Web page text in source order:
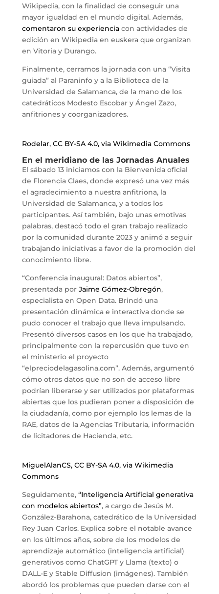
Wikipedia, con la finalidad de conseguir una
mayor igualdad en el mundo digital. Además,
comentaron su experienciacon actividades de
edición en Wikipedia en euskera que organizan
en Vitoria y Durango.
Finalmente, cerramos la jornada con una “Visita
guiada” al Paraninfo y a la Biblioteca de la
Universidad de Salamanca, de la mano de los
catedráticos Modesto Escobar y Ángel Zazo,
anfitriones y coorganizadores.
Rodelar, CC BY-SA 4.0, via Wikimedia Commons
En el meridiano de las Jornadas Anuales
El sábado 13 iniciamos con la Bienvenida oficial
de Florencia Claes, donde expresó una vez más
el agradecimiento a nuestra anfitriona, la
Universidad de Salamanca, y a todos los
participantes. Así también, bajo unas emotivas
palabras, destacó todo el gran trabajo realizado
por la comunidad durante 2023 y animó a seguir
trabajando iniciativas a favor de la promoción del
conocimiento libre.
“Conferencia inaugural: Datos abiertos”,
presentada por Jaime Gómez-Obregón,
especialista en Open Data. Brindó una
presentación dinámica e interactiva donde se
pudo conocer el trabajo que lleva impulsando.
Presentó diversos casos en los que ha trabajado,
principalmente con la repercusión que tuvo en
el ministerio el proyecto
“elpreciodelagasolina.com”. Además, argumentó
cómo otros datos que no son de acceso libre
podrían liberarse y ser utilizados por plataformas
abiertas que los pudieran poner a disposición de
la ciudadanía, como por ejemplo los lemas de la
RAE, datos de la Agencias Tributaria, información
de licitadores de Hacienda, etc.
MiguelAlanCS, CC BY-SA 4.0, via Wikimedia
Commons
Seguidamente, “Inteligencia Artificial generativa
con modelos abiertos”, a cargo de Jesús M.
González-Barahona, catedrático de la Universidad
Rey Juan Carlos. Explica sobre el notable avance
en los últimos años, sobre de los modelos de
aprendizaje automático (inteligencia artificial)
generativos como ChatGPT y Llama (texto) o
DALL-E y Stable Diffusion (imágenes). También
abordó los problemas que pueden darse con el